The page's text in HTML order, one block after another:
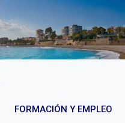
FORMACIÓN Y EMPLEO